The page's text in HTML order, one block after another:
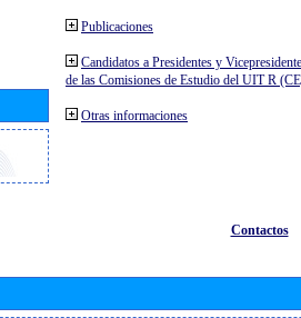
Publicaciones
Candidatos a Presidentes y
de las Comisiones de Estudio del UIT R
Otras informaciones
Contactos